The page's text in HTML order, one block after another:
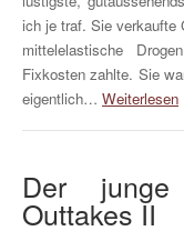
ich je traf. Sie verkaufte
mittelelastische
Fixkosten zahlte. Sie
eigentlich… Weiterlesen
Der
Outtakes II